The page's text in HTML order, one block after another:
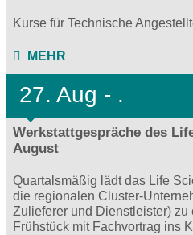
Kurse für Technische
MEHR
27. Aug - .
Werkstattgespräche des
August
Quartalsmäßig lädt das Life
die regionalen Cluster-
Zulieferer und Dienstleister) zu
Frühstück mit Fachvortrag ins